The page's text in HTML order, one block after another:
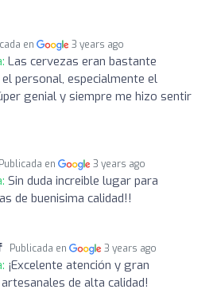
en 3 years ago
Las cervezas eran bastante
personal, especialmente el
genial y siempre me hizo sentir
Publicada en 3 years ago
Sin duda increible lugar para
de buenisima calidad!!
Publicada en 3 years ago
¡Excelente atención y gran
de alta calidad!